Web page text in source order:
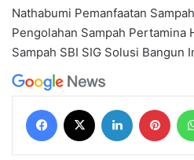
Nathabumi Pemanfaatan Sampah
Pengolahan Sampah Pertamina
Sampah SBI SIG Solusi Bangun
Facebook LinkedIn